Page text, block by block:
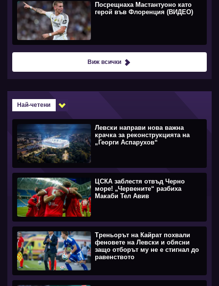
Посрещнаха Мастантуоно като
герой във Флоренция (ВИДЕО)
Виж всички
Най-четени
Левски направи нова важна
крачка за реконструкцията на
„Георги Аспарухов“
ЦСКА заблестя отвъд Черно
море! „Червените“ разбиха
Макаби Тел Авив
Треньорът на Кайрат похвали
феновете на Левски и обясни
защо отборът му не е стигнал до
равенството